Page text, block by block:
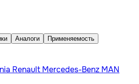
Аналоги Применяемость
Renault Mercedes-Benz MAN